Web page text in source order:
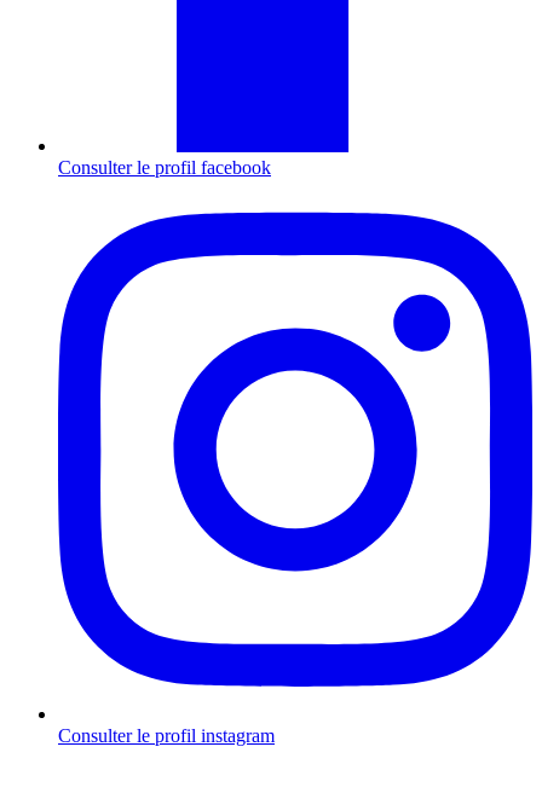
Consulter le profil facebook
Consulter le profil instagram